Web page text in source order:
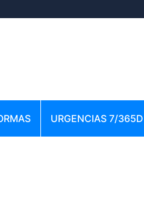
URGENCIAS 7/365D